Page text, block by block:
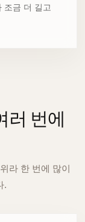
조금 더 길고
러 번에
라 한 번에 많이
.